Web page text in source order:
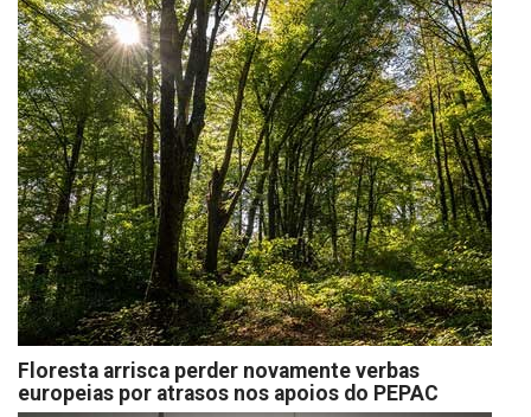
Floresta arrisca perder novamente verbas
europeias por atrasos nos apoios do PEPAC